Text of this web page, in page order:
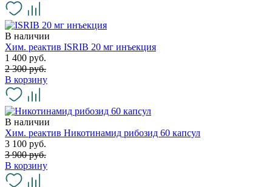
В наличии
Хим. реактив ISRIB 20 мг инъекция
1 400 руб.
2 300 руб.
В корзину
В наличии
Хим. реактив Никотинамид рибозид 60 капсул
3 100 руб.
3 900 руб.
В корзину